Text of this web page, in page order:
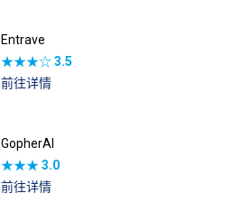
Entrave
★★★☆3.5
前往详情
GopherAI
★★★3.0
前往详情